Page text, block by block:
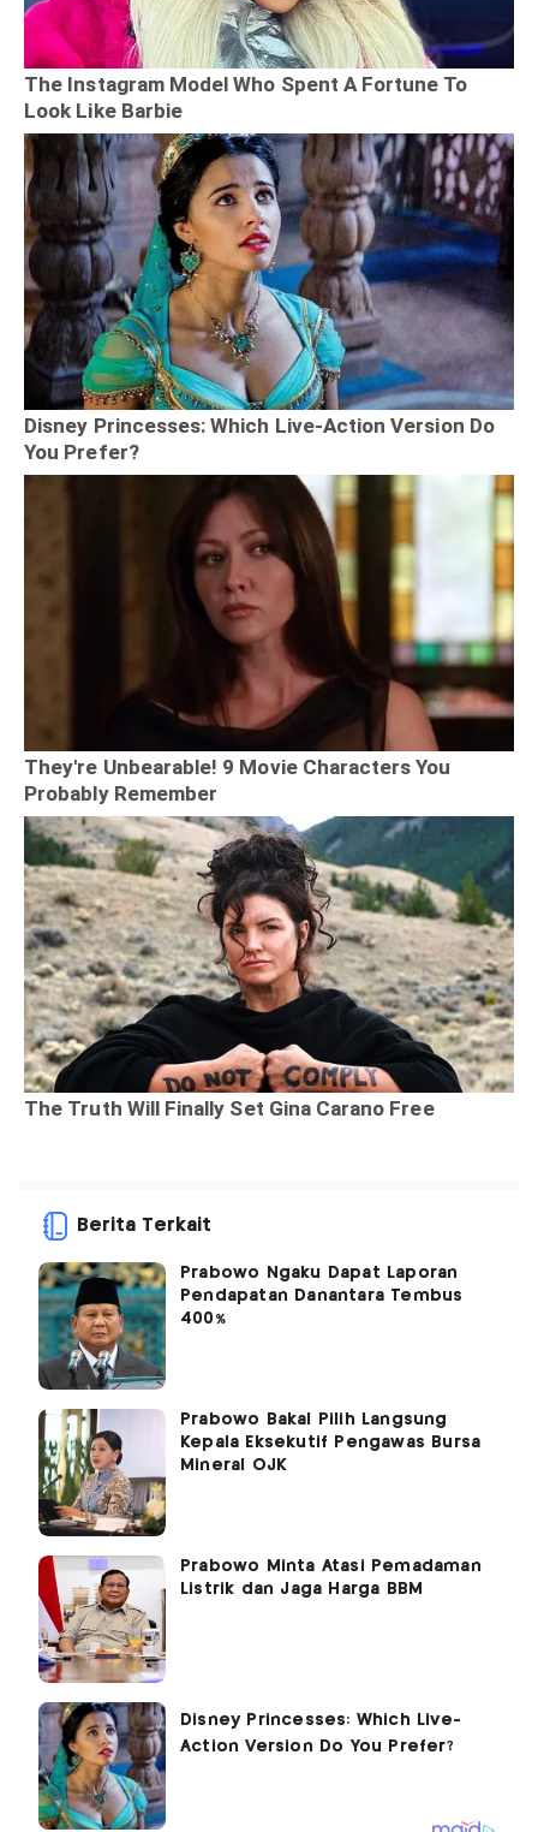
Berita Terkait
Prabowo Ngaku Dapat Laporan
Pendapatan Danantara Tembus
400%
Prabowo Bakal Pilih Langsung
Kepala Eksekutif Pengawas Bursa
Mineral OJK
Prabowo Minta Atasi Pemadaman
Listrik dan Jaga Harga BBM